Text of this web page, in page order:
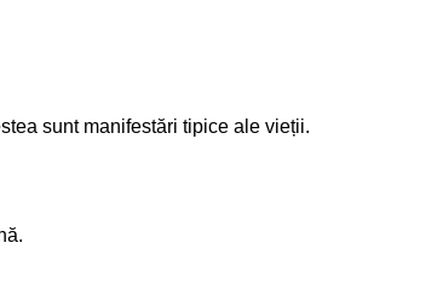
sunt manifestări tipice ale vieții.